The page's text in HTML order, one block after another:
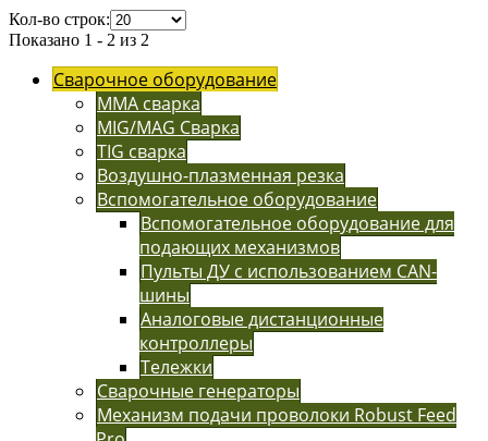
Кол-во строк:
Показано 1 - 2 из 2
Сварочное оборудование
MMA сварка
MIG/MAG Сварка
TIG сварка
Воздушно-плазменная резка
Вспомогательное оборудование
Вспомогательное оборудование для
подающих механизмов
Пульты ДУ с использованием CAN-
шины
Аналоговые дистанционные
контроллеры
Тележки
Сварочные генераторы
Механизм подачи проволоки Robust Feed